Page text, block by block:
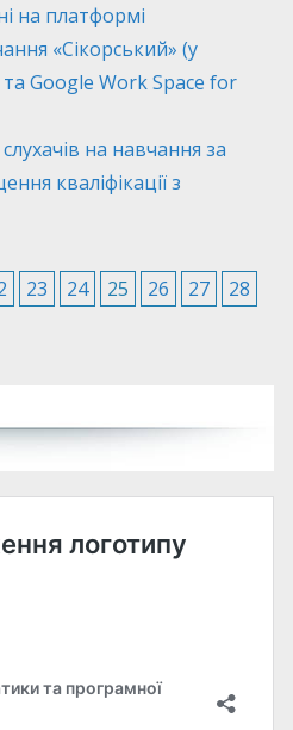
на платформі
«Сікорський» (у
Google Work Space for
на навчання за
кваліфікації з
23 24 25 26 27
28